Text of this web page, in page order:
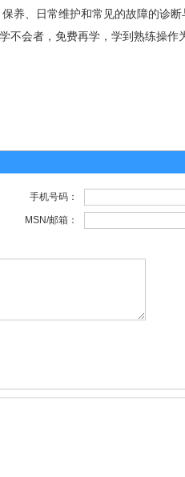
养、日常维护和常见的故障的诊断
会者，免费再学，学到熟练操作
手机号码：
MSN/邮箱：